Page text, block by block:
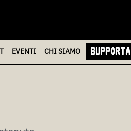
EVENTI CHISIAMO SUPPORTA